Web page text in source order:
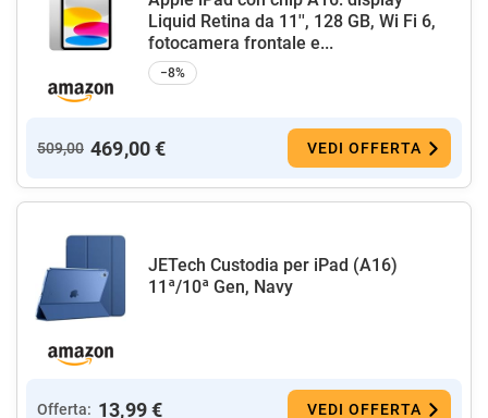
Liquid Retina da 11'', 128 GB, Wi Fi 6,
fotocamera frontale e...
−8%
509,00 469,00 € VEDI OFFERTA
JETech Custodia per iPad (A16)
11ª/10ª Gen, Navy
Offerta: 13,99 € VEDI OFFERTA